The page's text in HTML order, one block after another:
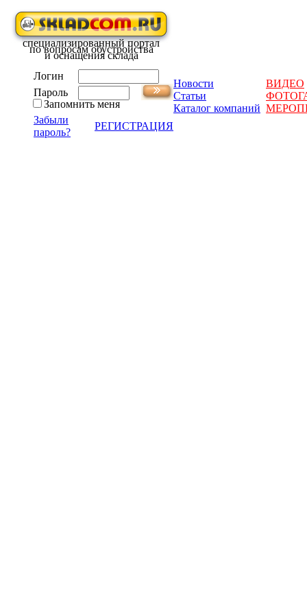
специализированный портал
по вопросам обустройства
и оснащения склада
Логин
Пароль
Запомнить меня
Забыли
пароль?
РЕГИСТРАЦИЯ
Новости
ВИДЕО
Статьи
Каталог компаний